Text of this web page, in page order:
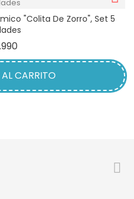
"Colita De Zorro", Set 5
Precio
CARRITO
